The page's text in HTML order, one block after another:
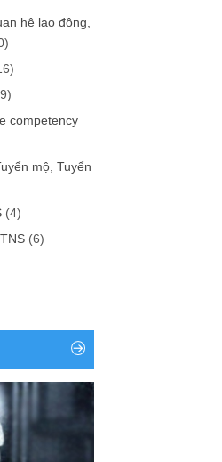
hệ lao động,
competency
mộ, Tuyển
(4)
(6)